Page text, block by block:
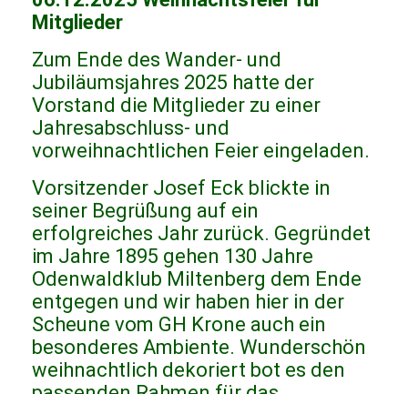
Mitglieder
Zum Ende des Wander- und
Jubiläumsjahres 2025 hatte der
Vorstand die Mitglieder zu einer
Jahresabschluss- und
vorweihnachtlichen Feier eingeladen.
Vorsitzender Josef Eck blickte in
seiner Begrüßung auf ein
erfolgreiches Jahr zurück. Gegründet
im Jahre 1895 gehen 130 Jahre
Odenwaldklub Miltenberg dem Ende
entgegen und wir haben hier in der
Scheune vom GH Krone auch ein
besonderes Ambiente. Wunderschön
weihnachtlich dekoriert bot es den